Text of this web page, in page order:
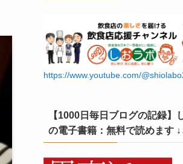
https://www.youtube.com/
【1000日毎日ブログの記録】
の電子書籍：無料で読めます